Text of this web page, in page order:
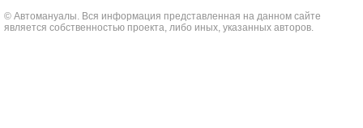
© Автомануалы. Вся информация представленная на данном сайте
является собственностью проекта, либо иных, указанных авторов.